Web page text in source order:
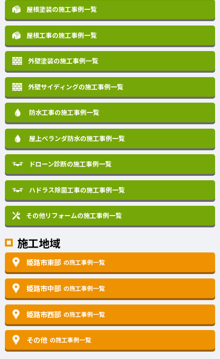
屋根塗装の施工事例一覧
屋根工事の施工事例一覧
外壁塗装の施工事例一覧
外壁サイディングの施工事例一覧
防水工事の施工事例一覧
屋上ベランダ防水の施工事例一覧
ドローン診断の施工事例一覧
ハドラス除菌工事の施工事例一覧
その他リフォームの施工事例一覧
施工地域
姫路市東部 の施工事例一覧
姫路市中部 の施工事例一覧
姫路市西部 の施工事例一覧
その他 の施工事例一覧